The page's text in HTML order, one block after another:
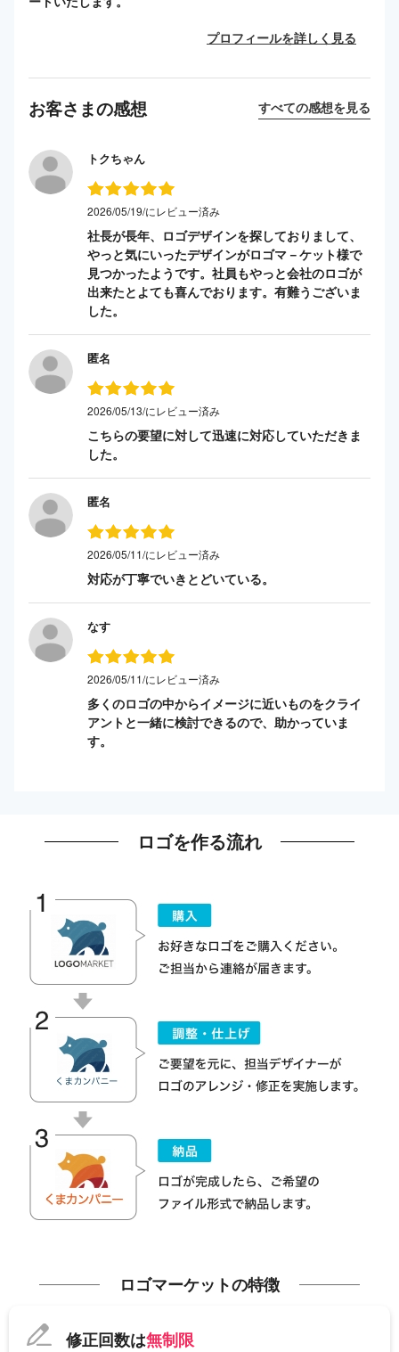
プロフィールを詳しく見る
お客さまの感想 すべての感想を見る
トクちゃん
2026/05/19/にレビュー済み
社長が長年、ロゴデザインを探しておりまして、
やっと気にいったデザインがロゴマ－ケット様で
見つかったようです。社員もやっと会社のロゴが
出来たとよても喜んでおります。有難うございま
した。
匿名
2026/05/13/にレビュー済み
こちらの要望に対して迅速に対応していただきま
した。
匿名
2026/05/11/にレビュー済み
対応が丁寧でいきとどいている。
なす
2026/05/11/にレビュー済み
多くのロゴの中からイメージに近いものをクライ
アントと一緒に検討できるので、助かっていま
す。
ロゴを作る流れ
ロゴマーケットの特徴
修正回数は無制限